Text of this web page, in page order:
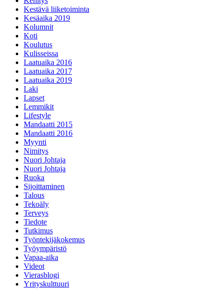
Kestävä liiketoiminta
Kesäaika 2019
Kolumnit
Koti
Koulutus
Kulisseissa
Laatuaika 2016
Laatuaika 2017
Laatuaika 2019
Laki
Lapset
Lemmikit
Lifestyle
Mandaatti 2015
Mandaatti 2016
Myynti
Nimitys
Nuori Johtaja
Nuori Johtaja
Ruoka
Sijoittaminen
Talous
Tekoäly
Terveys
Tiedote
Tutkimus
Työntekijäkokemus
Työympäristö
Vapaa-aika
Videot
Vierasblogi
Yrityskulttuuri